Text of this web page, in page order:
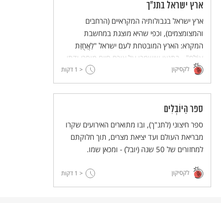
ארץ ישראל בתנ"ך
ארץ ישראל בגבולותיה המקראיים (הרחבים
והמצומצמים), וכפי שהיא מוצגת במחשבת
המקרא: הארץ המובטחת לעם ישראל "לַאֲחֻזַּת
עוֹלָם" - בתנאי שישמרו על אורח חיים מוסרי ודתי,
הכולל צדק ומשפט.
לקסיקון < 1 דקות
ספר הַיוֹבְלִים
ספר חיצוני (לתנ"ך), ובו מתוארים האירועים שקרו
מבריאת העולם ועד יציאת מצרים, תוך חלוקתם
למחזורים של 50 שנה (יובל) - ומכאן שמו.
לקסיקון < 1 דקות